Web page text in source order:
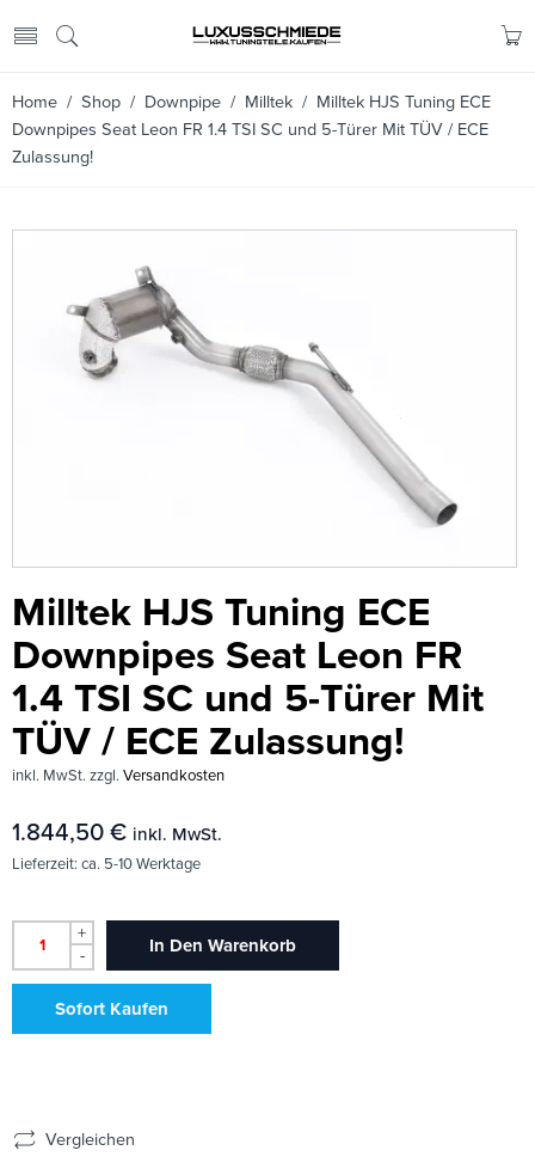
Home / Shop / Downpipe / Milltek / Milltek HJS Tuning ECE
Downpipes Seat Leon FR 1.4 TSI SC und 5-Türer Mit TÜV / ECE
Zulassung!
Milltek HJS Tuning ECE
Downpipes Seat Leon FR
1.4 TSI SC und 5-Türer Mit
TÜV / ECE Zulassung!
inkl. MwSt. zzgl. Versandkosten
1.844,50 € inkl. MwSt.
Lieferzeit: ca. 5-10 Werktage
+
-
In Den Warenkorb
Sofort Kaufen
Vergleichen